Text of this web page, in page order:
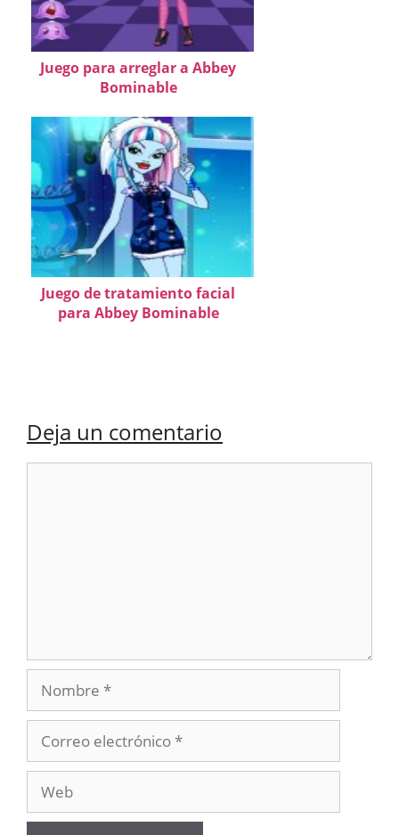
Juego para arreglar a Abbey
Bominable
Juego de tratamiento facial
para Abbey Bominable
Deja un comentario
Nombre
electrónico